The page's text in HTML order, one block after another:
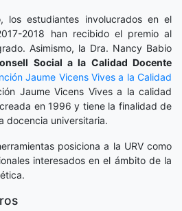
los estudiantes involucrados en el
2018 han recibido el premio al
Asimismo, la Dra. Nancy Babio
Social a la Calidad Docente
Jaume Vicens Vives a la Calidad
Jaume Vicens Vives a la calidad
en 1996 y tiene la finalidad de
docencia universitaria.
posiciona a la URV como
interesados en el ámbito de la